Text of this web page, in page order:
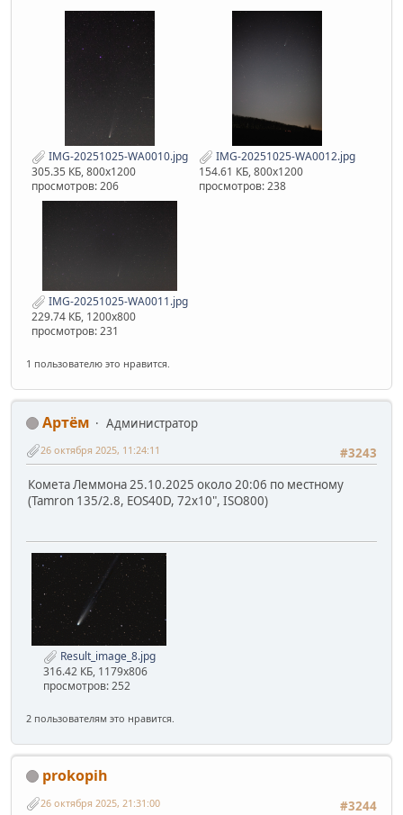
IMG-20251025-WA0010.jpg
305.35 КБ, 800x1200
просмотров: 206
IMG-20251025-WA0012.jpg
154.61 КБ, 800x1200
просмотров: 238
IMG-20251025-WA0011.jpg
229.74 КБ, 1200x800
просмотров: 231
1 пользователю это нравится.
Артём
Администратор
#3243
26 октября 2025, 11:24:11
Комета Леммона 25.10.2025 около 20:06 по местному
(Tamron 135/2.8, EOS40D, 72x10", ISO800)
Result_image_8.jpg
316.42 КБ, 1179x806
просмотров: 252
2 пользователям это нравится.
prokopih
#3244
26 октября 2025, 21:31:00